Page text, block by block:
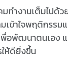
มทำงานเต็มไปด้
เข้าใจพฤติกรรม
พื่อพัฒนาตนเอง
ห้ดียิ่งขึ้น